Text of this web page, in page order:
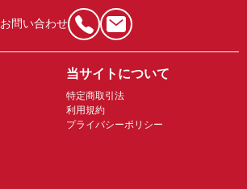
お問い合わせ
当サイトについて
特定商取引法
利用規約
プライバシーポリシー